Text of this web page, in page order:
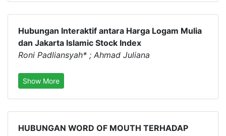
Hubungan Interaktif antara Harga Logam Mulia
dan Jakarta Islamic Stock Index
Roni Padliansyah* ; Ahmad Juliana
Show More
HUBUNGAN WORD OF MOUTH TERHADAP